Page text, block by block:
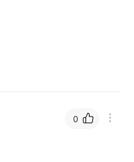
0